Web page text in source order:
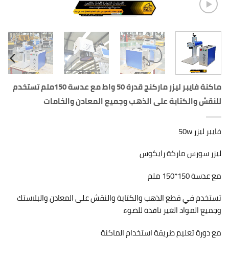
ماكنة فايبر ليزر ماركنج قدرة 50 واط مع عدسة 150ملم تستخدم
للنقش والكتابة على الذهب وجميع المعادن والخامات
فايبر ليزر 50w
ليزر سورس ماركة رايكوس
مع عدسة 150*150 ملم
تستخدم في قطع الذهب والكتابة والنقش على المعادن والبلاستك
وجميع المواد الغير نافذة للضوء
مع دورة تعليم طريقة استخدام الماكنة